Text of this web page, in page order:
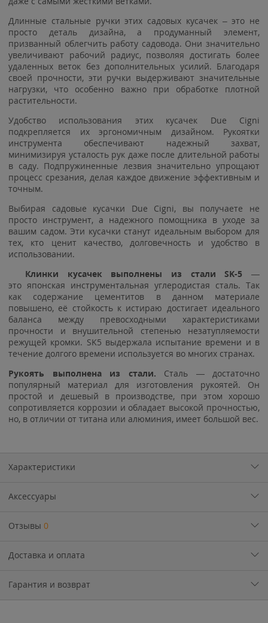
Длинные стальные ручки этих садовых кусачек – это не
просто деталь дизайна, а продуманный элемент,
призванный облегчить работу садовода. Они значительно
увеличивают рабочий радиус, позволяя достигать более
удаленных веток без дополнительных усилий. Благодаря
своей прочности, эти ручки выдерживают значительные
нагрузки, что особенно важно при обработке плотной
растительности.
Удобство использования этих кусачек Due Cigni
подкрепляется их эргономичным дизайном. Рукоятки
инструмента обеспечивают надежный захват,
минимизируя усталость рук даже после длительной работы
в саду. Подпружиненные лезвия значительно упрощают
процесс срезания, делая каждое движение эффективным и
точным.
Выбирая садовые кусачки Due Cigni, вы получаете не
просто инструмент, а надежного помощника в уходе за
вашим садом. Эти кусачки станут идеальным выбором для
тех, кто ценит качество, долговечность и удобство в
использовании.
Клинки кусачек выполнены из сталиSK-5—
это японская инструментальная углеродистая сталь. Так
как содержание цементитов в данном материале
повышено, её стойкость к истираю достигает идеального
баланса между превосходными характеристиками
прочности и внушительной степенью незатупляемости
режущей кромки. SK5 выдержала испытание времени и в
течение долгого времени используется во многих странах.
Рукоять выполнена из стали. Сталь — достаточно
популярный материал для изготовления рукоятей. Он
простой и дешевый в производстве, при этом хорошо
сопротивляется коррозии и обладает высокой прочностью,
но, в отличии от титана или алюминия, имеет большой вес.
Характеристики
Аксессуары
Отзывы 0
Доставка и оплата
Гарантия и возврат